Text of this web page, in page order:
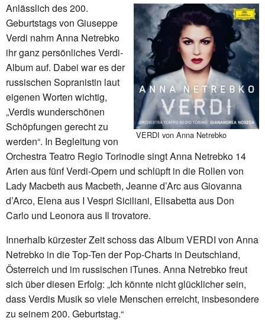
VERDI von Anna Netrebko
Anlässlich des 200.
Geburtstags von Giuseppe
Verdi nahm Anna Netrebko
ihr ganz persönliches Verdi-
Album auf. Dabei war es der
russischen Sopranistin laut
eigenen Worten wichtig,
„Verdis wunderschönen
Schöpfungen gerecht zu
werden“. In Begleitung von
Orchestra Teatro Regio Torinodie singt Anna Netrebko 14
Arien aus fünf Verdi-Opern und schlüpft in die Rollen von
Lady Macbeth aus Macbeth, Jeanne d’Arc aus Giovanna
d’Arco, Elena aus I Vespri Siciliani, Elisabetta aus Don
Carlo und Leonora aus Il trovatore.
Innerhalb kürzester Zeit schoss das Album VERDI von Anna
Netrebko in die Top-Ten der Pop-Charts in Deutschland,
Österreich und im russischen iTunes. Anna Netrebko freut
sich über diesen Erfolg: „Ich könnte nicht glücklicher sein,
dass Verdis Musik so viele Menschen erreicht, insbesondere
zu seinem 200. Geburtstag.“